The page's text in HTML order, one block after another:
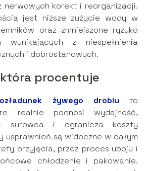
nerwowych korekt i reorganizacji.
jest niższe zużycie wody w
oraz zmniejszone ryzyko
wynikających z niespełnienia
i dobrostanowych.
procentuje
żywego drobiu to
realnie podnosi wydajność,
surowca i ogranicza koszty
usprawnień są widoczne w całym
przyjęcia, przez proces uboju i
chłodzenie i pakowanie.